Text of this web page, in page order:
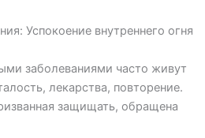
Успокоение внутреннего огня
заболеваниями часто живут
лекарства, повторение.
защищать, обращена